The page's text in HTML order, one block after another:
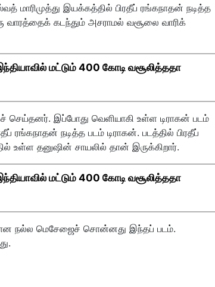
மாரிமுத்து இயக்கத்தில் பிரதீப் ரங்கநாதன் நடித்த
வாரத்தைக் கடந்தும் அசராமல் வசூலை வாரிக்
மட்டும் 400 கோடி வசூலித்ததா
செய்தனர். இப்போது வெளியாகி உள்ள டிராகன் படம்
ரங்கநாதன் நடித்த படம் டிராகன். படத்தில் பிரதீப்
உள்ள தனுஷின் சாயலில் தான் இருக்கிறார்.
மட்டும் 400 கோடி வசூலித்ததா
நல்ல மெசேஜைச் சொன்னது இந்தப் படம்.